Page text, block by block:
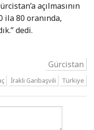
açılmasının
ila 80 oranında,
dedi.
Gürcistan
İrakli Garibaşvili Türkiye